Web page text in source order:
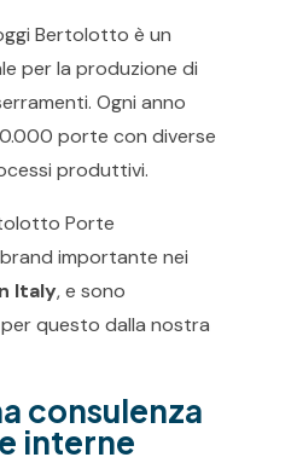
Bertolotto è un
per la produzione di
Ogni anno
porte con diverse
produttivi.
Porte
importante nei
Italy, e sono
questo dalla nostra
consulenza
interne